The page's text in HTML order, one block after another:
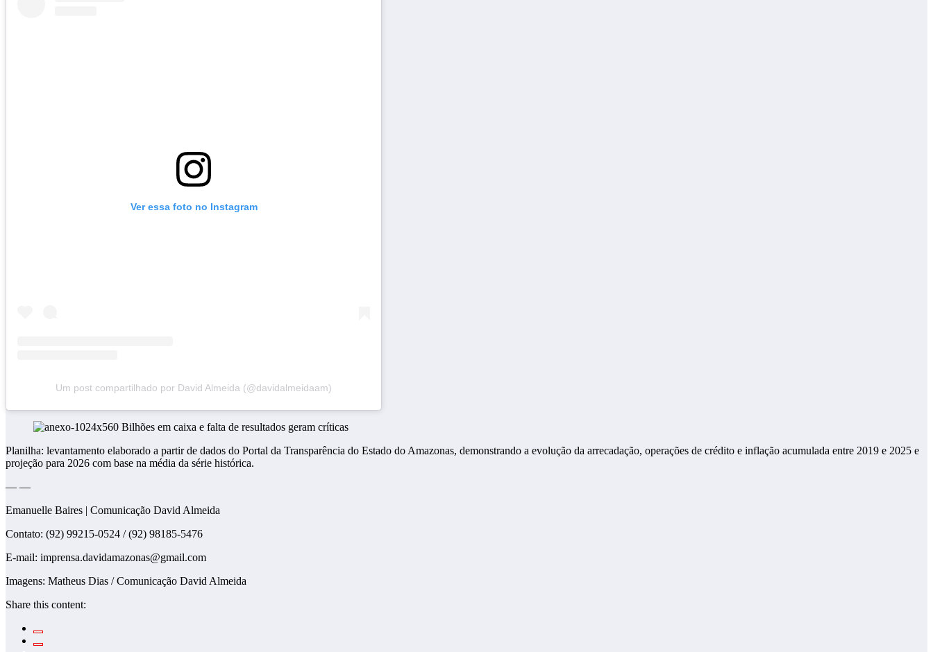
Ver essa foto no Instagram
Um post compartilhado por David Almeida (@davidalmeidaam)
Planilha: levantamento elaborado a partir de dados do Portal da Transparência do Estado do Amazonas, demonstrando a evolução da arrecadação, operações de crédito e inflação acumulada entre 2019 e 2025 e
projeção para 2026 com base na média da série histórica.
— —
Emanuelle Baires | Comunicação David Almeida
Contato: (92) 99215-0524 / (92) 98185-5476
E-mail: imprensa.davidamazonas@gmail.com
Imagens: Matheus Dias / Comunicação David Almeida
Share this content: